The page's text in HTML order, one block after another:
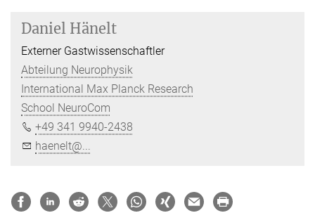
Daniel Hänelt
Externer Gastwissenschaftler
Abteilung Neurophysik
International Max Planck Research
School NeuroCom
+49 341 9940-2438
haenelt@...